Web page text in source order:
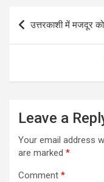
Post
navigation
उत्तरकाशी में मजदूर
Leave a
Your email address
are marked *
Comment *